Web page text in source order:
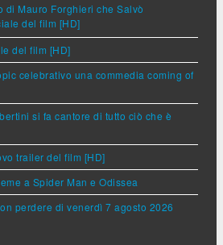
di Mauro Forghieri che Salvò
del film [HD]
del film [HD]
celebrativo una commedia coming of
si fa cantore di tutto ciò che è
trailer del film [HD]
a Spider Man e Odissea
perdere di venerdì 7 agosto 2026